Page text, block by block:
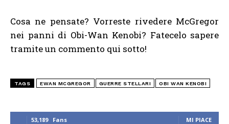
53,189 Fans MI PIACE
Cosa ne pensate? Vorreste rivedere McGregor
nei panni di Obi-Wan Kenobi? Fatecelo sapere
tramite un commento qui sotto!
TAGS EWAN MCGREGOR GUERRE STELLARI OBI WAN KENOBI